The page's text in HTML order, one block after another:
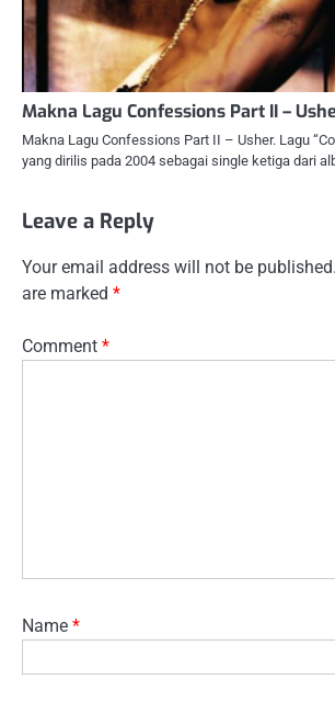
Makna Lagu Confessions Part II –
Makna Lagu Confessions Part II – Usher. Lagu
yang dirilis pada 2004 sebagai single ketiga dari
Leave a Reply
Your email address will not be published.
are marked *
Comment *
Name *